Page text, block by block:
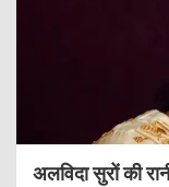
अलविदा सुरों की